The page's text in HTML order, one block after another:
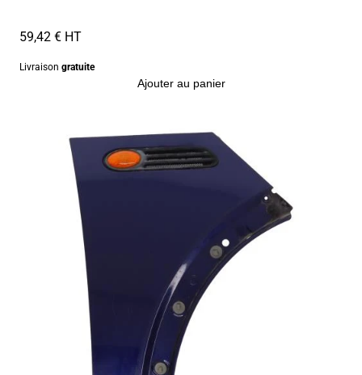
59,42 € HT
Livraison gratuite
Ajouter au panier